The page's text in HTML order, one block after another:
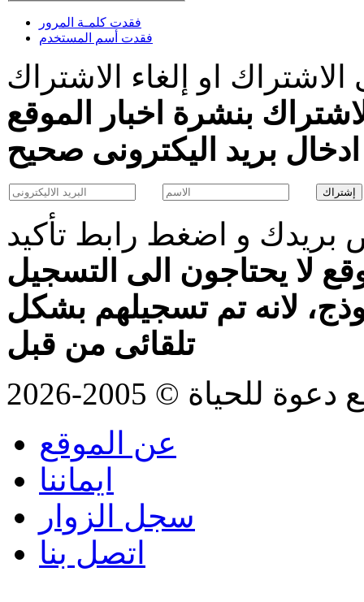
فقدت كلمـة المرور
فقدت أسم المستخدم
او إلغاء الاشتراك
بنشرة اخبار الموقع
و اضغط رابط تأكيد
لا يحتاجون الى التسجيل
لانه تم تسجيلهم بشكل
تلقائى من قبل
© 2005-2026
عن الموقع
ايماننا
سجل الزوار
اتصل بنا